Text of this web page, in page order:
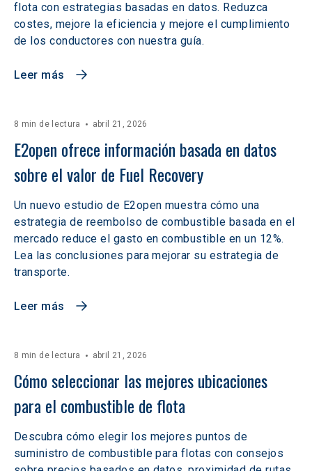
flota con estrategias basadas en datos. Reduzca
costes, mejore la eficiencia y mejore el cumplimiento
de los conductores con nuestra guía.
Leer más
8 min de lectura abril 21, 2026
E2open ofrece información basada en datos
sobre el valor de Fuel Recovery
Un nuevo estudio de E2open muestra cómo una
estrategia de reembolso de combustible basada en el
mercado reduce el gasto en combustible en un 12%.
Lea las conclusiones para mejorar su estrategia de
transporte.
Leer más
8 min de lectura abril 21, 2026
Cómo seleccionar las mejores ubicaciones
para el combustible de flota
Descubra cómo elegir los mejores puntos de
suministro de combustible para flotas con consejos